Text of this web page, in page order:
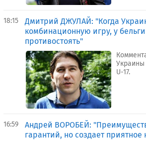
18:15
Дмитрий ДЖУЛАЙ: "Когда
комбинационную игру, у
противостоять"
Украины
U-17.
16:59
Андрей ВОРОБЕЙ:
гарантий, но создает приятное